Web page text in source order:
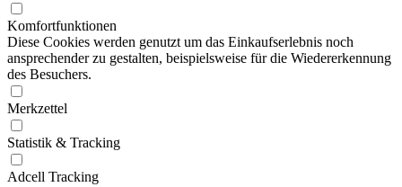
Komfortfunktionen
Diese Cookies werden genutzt um das Einkaufserlebnis noch
ansprechender zu gestalten, beispielsweise für die Wiedererkennung
des Besuchers.
Merkzettel
Statistik & Tracking
Adcell Tracking